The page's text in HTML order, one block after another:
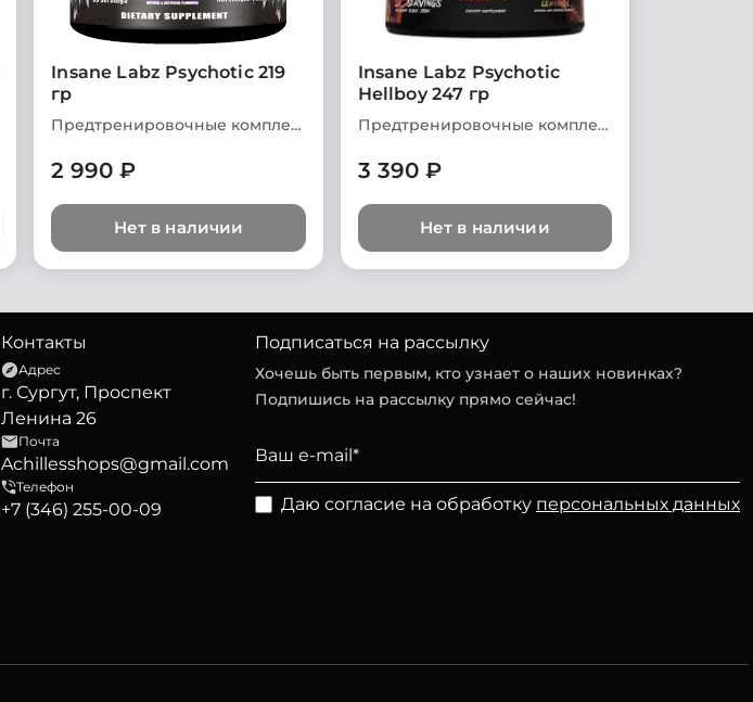
Insane Labz Psychotic 219
гр
Предтренировочные комплексы
2 990 ₽
Нет в наличии
Insane Labz Psychotic
Hellboy 247 гр
Предтренировочные комплексы
3 390 ₽
Нет в наличии
Контакты
Адрес
г. Сургут, Проспект
Ленина 26
Почта
Achillesshops@gmail.com
Телефон
+7 (346) 255-00-09
Подписаться на рассылку
Хочешь быть первым, кто узнает о наших новинках?
Подпишись на рассылку прямо сейчас!
Даю согласие на обработку персональных данных